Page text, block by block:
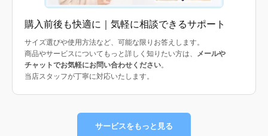
購入前後も快適に｜気軽に相談できるサポート
サイズ選びや使用方法など、可能な限りお答えします。
商品やサービスについてもっと詳しく知りたい方は、 メールや
チャットでお気軽にお問い合わせください。
当店スタッフが丁寧に対応いたします。
サービスをもっと見る